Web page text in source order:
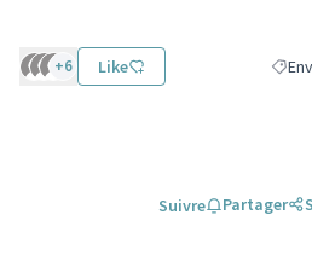
+6 Like
Suivre Partager